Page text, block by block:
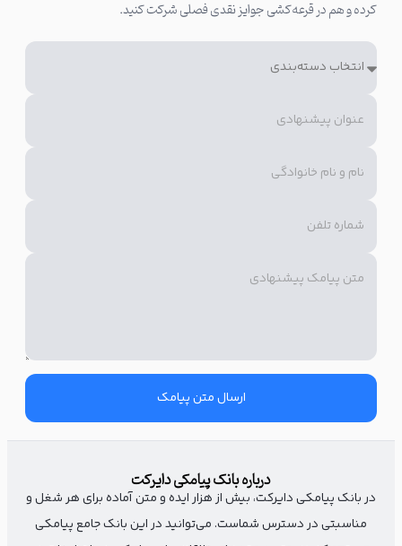
از لحن صمیمی و انسانی استفاده کنید
اس ام اس تبلیغاتی شب یلدا اغلب نادیده گرفته می‌شود. پس بهتر
است لحن شما گرم، انسانی و نزدیک به زبان روزمره باشد تا مخاطب
احساس ارتباط واقعی کند.
سیندرلای عزیز،
یادت نره فقط تا 30 آذر ماه! فرصت داری!
تلفن:
متن تبریک شب یلدا را کوتاه، اما هدفمند بنویسید
کنید، اما در همان چند کلمه، حس خاص بودن و توجه را منتقل کنید.
کرده و هم در قرعه‌کشی جوایز نقدی فصلی شرکت کنید.
ارسال متن پیامک
درباره بانک پیامکی دایرکت
در بانک پیامکی دایرکت، بیش از هزار ایده و متن آماده برای هر شغل و
مناسبتی در دسترس شماست. می‌توانید در این بانک جامع پیامکی